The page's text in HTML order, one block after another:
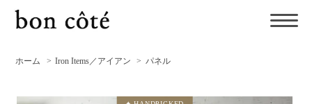
ホーム > Iron Items／アイアン > パネル